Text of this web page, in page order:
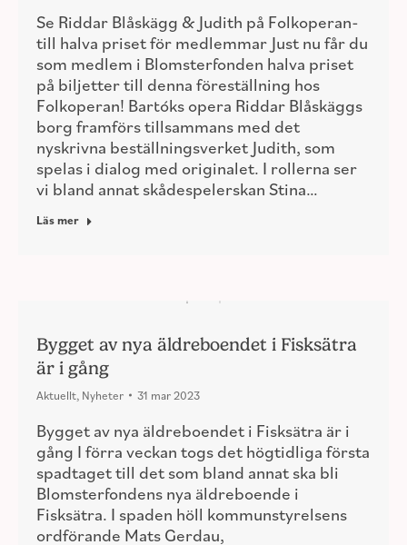
Se Riddar Blåskägg & Judith på Folkoperan-
till halva priset för medlemmar Just nu får du
som medlem i Blomsterfonden halva priset
på biljetter till denna föreställning hos
Folkoperan! Bartóks opera Riddar Blåskäggs
borg framförs tillsammans med det
nyskrivna beställningsverket Judith, som
spelas i dialog med originalet. I rollerna ser
vi bland annat skådespelerskan Stina…
Läs mer
Bygget av nya äldreboendet i Fisksätra
är i gång
Aktuellt, Nyheter 31 mar 2023
Bygget av nya äldreboendet i Fisksätra är i
gång I förra veckan togs det högtidliga första
spadtaget till det som bland annat ska bli
Blomsterfondens nya äldreboende i
Fisksätra. I spaden höll kommunstyrelsens
ordförande Mats Gerdau,